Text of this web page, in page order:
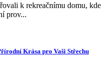
k rekreačnímu domu, kde
prov...
Krása pro Vaši Střechu